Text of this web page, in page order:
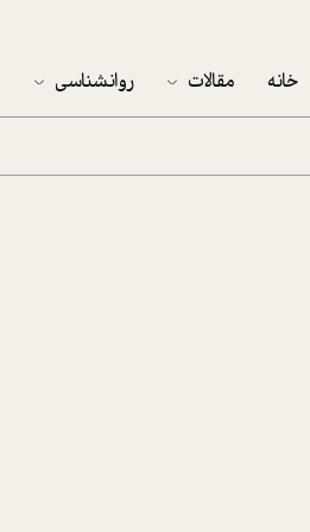
خانه مقالات روانشناسی